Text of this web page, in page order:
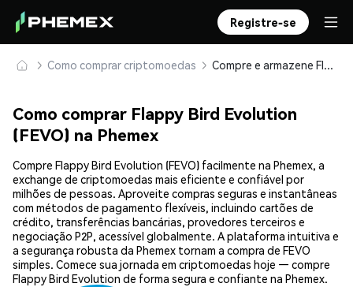
Registre-se
Como comprar criptomoedas Compre e armazene Flappy Bird Evolution (FEVO) com segurança
Como comprar Flappy Bird Evolution
(FEVO) na Phemex
Compre Flappy Bird Evolution (FEVO) facilmente na Phemex, a
exchange de criptomoedas mais eficiente e confiável por
milhões de pessoas. Aproveite compras seguras e instantâneas
com métodos de pagamento flexíveis, incluindo cartões de
crédito, transferências bancárias, provedores terceiros e
negociação P2P, acessível globalmente. A plataforma intuitiva e
a segurança robusta da Phemex tornam a compra de FEVO
simples. Comece sua jornada em criptomoedas hoje — compre
Flappy Bird Evolution de forma segura e confiante na Phemex.